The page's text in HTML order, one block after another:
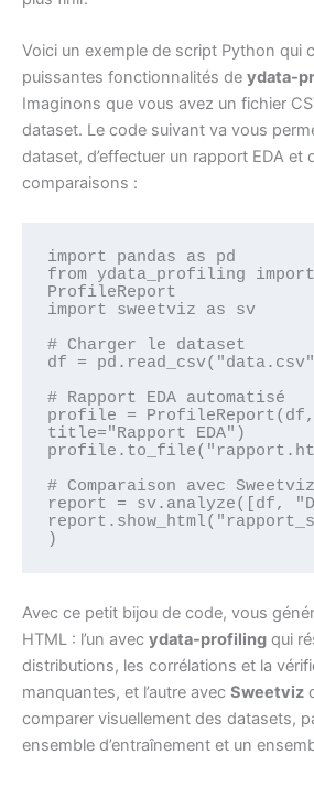
Voici un exemple de script Python qui
puissantes fonctionnalités de ydata-
Imaginons que vous avez un fichier
dataset. Le code suivant va vous
dataset, d’effectuer un rapport EDA et
comparaisons :
import pandas as pd
from ydata_profiling import
ProfileReport
import sweetviz as sv
# Charger le dataset
df =
# Rapport EDA automatisé
profile = ProfileReport(df,
title="Rapport EDA")
# Comparaison avec Sweetviz
report = sv.analyze([df,
Avec ce petit bijou de code, vous
HTML : l’un avec ydata-profiling qui
distributions, les corrélations et la
manquantes, et l’autre avec Sweetviz
comparer visuellement des datasets,
ensemble d’entraînement et un